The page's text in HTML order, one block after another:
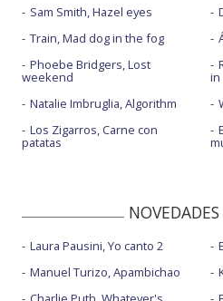
Sam Smith, Hazel eyes
Train, Mad dog in the fog
Phoebe Bridgers, Lost
weekend
Natalie Imbruglia, Algorithm
Los Zigarros, Carne con
patatas
in
Laura Pausini, Yo canto 2
Manuel Turizo, Apambichao